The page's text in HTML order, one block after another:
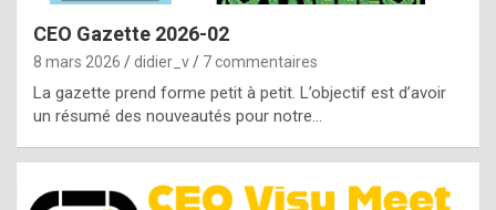
g
e
n
u
i
CEO Gazette 2026-02
8 mars 2026 didier_v 7 commentaires
La gazette prend forme petit à petit. L’objectif est d’avoir
un résumé des nouveautés pour notre…